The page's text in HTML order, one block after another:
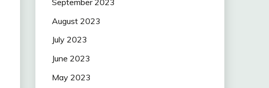
August 2023
July 2023
June 2023
May 2023